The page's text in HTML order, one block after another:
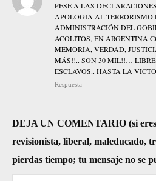
PESE A LAS
APOLOGIA AL
ADMINISTRACIÓN DEL
ACOLITOS, EN ARGENTINA
MEMORIA, VERDAD,
MÁS!!.. SON 30 MIL!!…
ESCLAVOS.. HASTA LA
Respuesta
DEJA UN COMENTARIO (si
revisionista, liberal, maleducado,
pierdas tiempo; tu mensaje no se